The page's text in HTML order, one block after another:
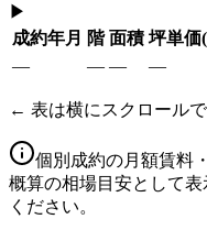
▶
成約年月 階 面積 坪単価
—
— — —
← 表は横にスクロール
個別成約の月額賃料
概算の相場目安として
ください。